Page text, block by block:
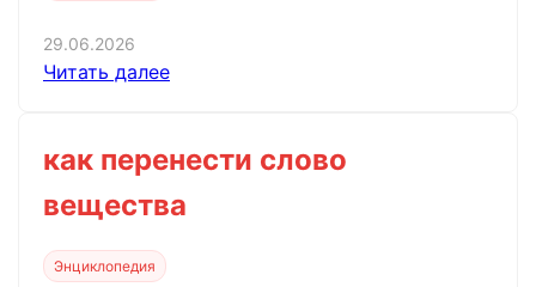
29.06.2026
Читать далее
как перенести слово
вещества
Энциклопедия